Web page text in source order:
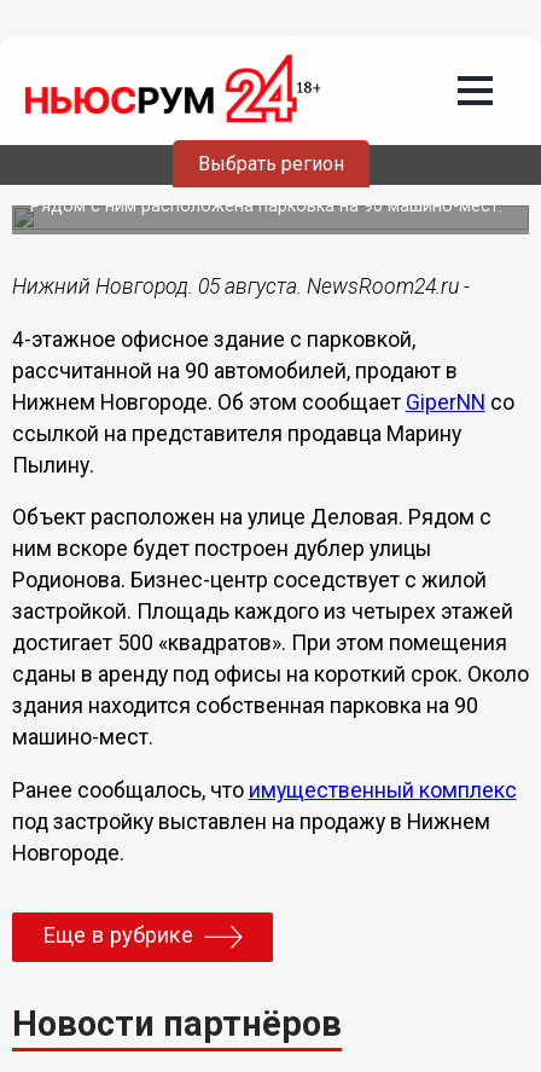
Выбрать регион
05.08.202413:50
4-этажное офисное здание продают в
Нижнем Новгороде
Рядом с ним расположена парковка на 90 машино-мест.
Нижний Новгород. 05 августа. NewsRoom24.ru -
4-этажное офисное здание с парковкой,
рассчитанной на 90 автомобилей, продают в
Нижнем Новгороде. Об этом сообщает GiperNN со
ссылкой на представителя продавца Марину
Пылину.
Объект расположен на улице Деловая. Рядом с
ним вскоре будет построен дублер улицы
Родионова. Бизнес-центр соседствует с жилой
застройкой. Площадь каждого из четырех этажей
достигает 500 «квадратов». При этом помещения
сданы в аренду под офисы на короткий срок. Около
здания находится собственная парковка на 90
машино-мест.
Ранее сообщалось, что имущественный комплекс
под застройку выставлен на продажу в Нижнем
Новгороде.
Еще в рубрике
Новости партнёров